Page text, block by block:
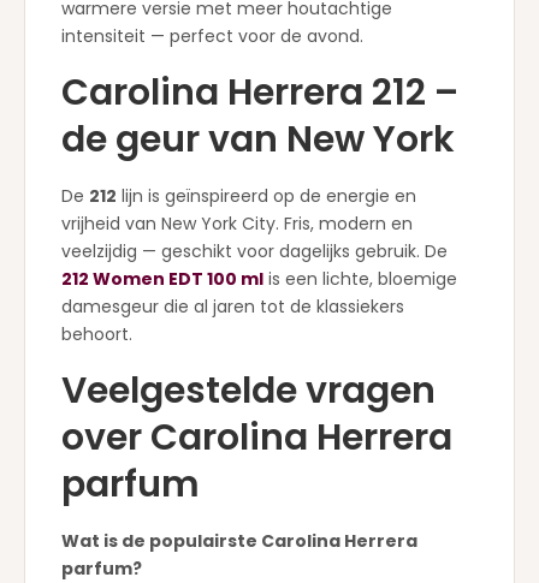
warmere versie met meer houtachtige
intensiteit — perfect voor de avond.
Carolina Herrera 212 –
de geur van New York
De 212 lijn is geïnspireerd op de energie en
vrijheid van New York City. Fris, modern en
veelzijdig — geschikt voor dagelijks gebruik. De
212 Women EDT 100 ml is een lichte, bloemige
damesgeur die al jaren tot de klassiekers
behoort.
Veelgestelde vragen
over Carolina Herrera
parfum
Wat is de populairste Carolina Herrera
parfum?